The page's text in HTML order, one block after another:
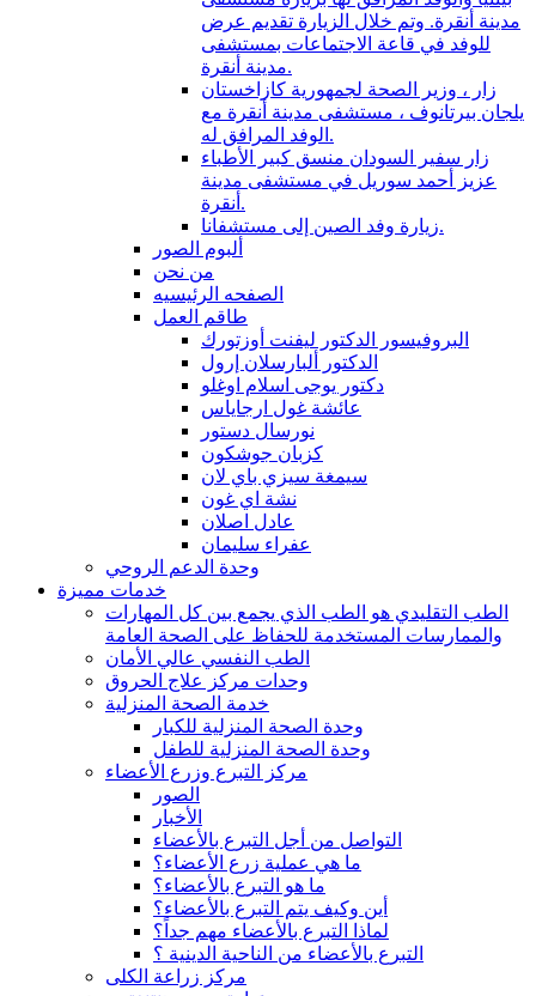
مدينة أنقرة. وتم خلال الزيارة تقديم عرض
للوفد في قاعة الاجتماعات بمستشفى
مدينة أنقرة.
زار ، وزير الصحة لجمهورية كازاخستان
يلجان بيرتانوف ، مستشفى مدينة أنقرة مع
الوفد المرافق له.
زار سفير السودان منسق كبير الأطباء
عزيز أحمد سوريل في مستشفى مدينة
أنقرة.
زيارة وفد الصين إلى مستشفانا.
ألبوم الصور
من نحن
الصفحه الرئيسيه
طاقم العمل
البروفيسور الدكتور ليفنت أوزتورك
الدكتور ألبارسلان إرول
دكتور يوجى اسلام اوغلو
عائشة غول ارجاياس
نورسال دستور
كزبان جوشكون
سيمغة سيزي باي لان
نشة اي غون
عادل اصلان
عفراء سليمان
وحدة الدعم الروحي
خدمات مميزة
الطب التقليدي هو الطب الذي يجمع بين كل المهارات
والممارسات المستخدمة للحفاظ على الصحة العامة
الطب النفسي عالي الأمان
وحدات مركز علاج الحروق
خدمة الصحة المنزلية
وحدة الصحة المنزلية للكبار
وحدة الصحة المنزلية للطفل
مركز التبرع وزرع الأعضاء
الصور
الأخبار
التواصل من أجل التبرع بالأعضاء
ما هي عملية زرع الأعضاء؟
ما هو التبرع بالأعضاء؟
أين وكيف يتم التبرع بالأعضاء؟
لماذا التبرع بالأعضاء مهم جداً؟
التبرع بالأعضاء من الناحية الدينية ؟
مركز زراعة الكلى